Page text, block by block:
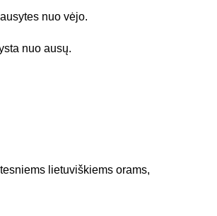
nuo vėjo.
nuo ausų.
lietuviškiems orams,